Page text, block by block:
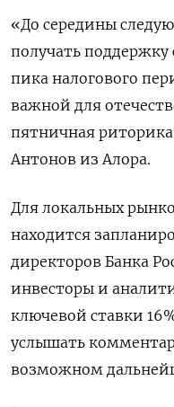
«До середины
получать
пика налогового
важной для
пятничная
Антонов из Алора.
Для локальных
находится
директоров Банка
инвесторы и
ключевой ставки
услышать
возможном